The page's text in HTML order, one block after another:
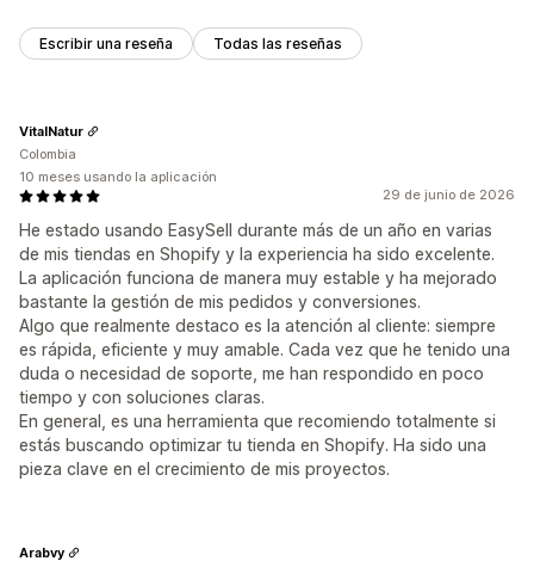
Escribir una reseña Todas las reseñas
29 de junio de 2026
He estado usando EasySell durante más de un año en varias
de mis tiendas en Shopify y la experiencia ha sido excelente.
La aplicación funciona de manera muy estable y ha mejorado
bastante la gestión de mis pedidos y conversiones.
Algo que realmente destaco es la atención al cliente: siempre
es rápida, eficiente y muy amable. Cada vez que he tenido una
duda o necesidad de soporte, me han respondido en poco
tiempo y con soluciones claras.
En general, es una herramienta que recomiendo totalmente si
estás buscando optimizar tu tienda en Shopify. Ha sido una
pieza clave en el crecimiento de mis proyectos.
VitalNatur
Colombia
10 meses usando la aplicación
Arabvy